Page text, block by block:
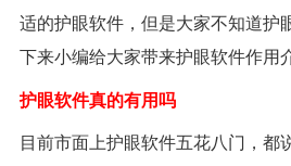
适的护眼软件，但是大家不知道护
下来小编给大家带来护眼软件作用
护眼软件真的有用吗
目前市面上护眼软件五花八门，都